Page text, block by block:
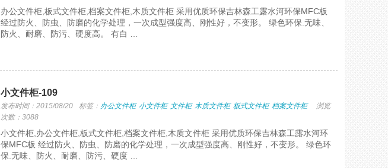
办公文件柜,板式文件柜,档案文件柜,木质文件柜 采用优质环保吉林森工露水河环保MFC板
经过防火、防虫、防磨的化学处理，一次成型强度高、刚性好，不变形。 绿色环保.无味、
防火、耐磨、防污、硬度高。 有白 …
小文件柜-109
发布时间：2015/08/20 标签： 办公文件柜 小文件柜 文件柜 木质文件柜 板式文件柜 档案文件柜
浏览
次数：3088
小文件柜,办公文件柜,板式文件柜,档案文件柜,木质文件柜 采用优质环保吉林森工露水河环
保MFC板 经过防火、防虫、防磨的化学处理，一次成型强度高、刚性好，不变形。 绿色环
保.无味、防火、耐磨、防污、硬度 …